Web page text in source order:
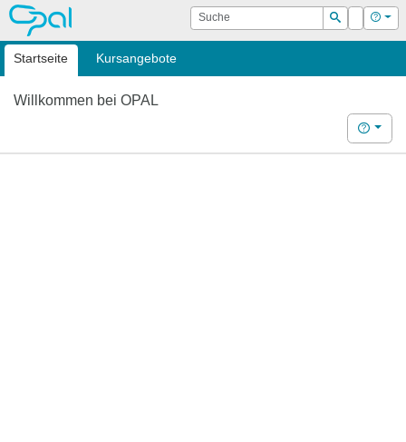
OPAL Suche
Suchen
Login Hilfe
Startseite Kursangebote
Willkommen bei OPAL
Hilfe